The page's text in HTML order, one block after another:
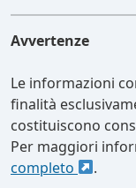
Avvertenze
Le informazioni
finalità
costituiscono
Per maggiori
completo
.